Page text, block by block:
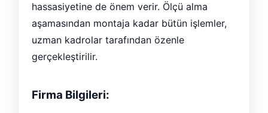
hassasiyetine de önem verir. Ölçü alma
aşamasından montaja kadar bütün işlemler,
uzman kadrolar tarafından özenle
gerçekleştirilir.
Firma Bilgileri: